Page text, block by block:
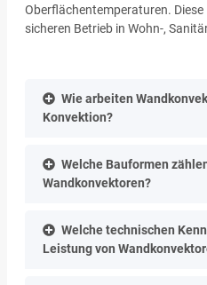
Oberflächentemperaturen.
sicheren Betrieb in Wohn-,
Wie arbeiten
Konvektion?
Welche Bauformen
Wandkonvektoren?
Welche technischen
Leistung von